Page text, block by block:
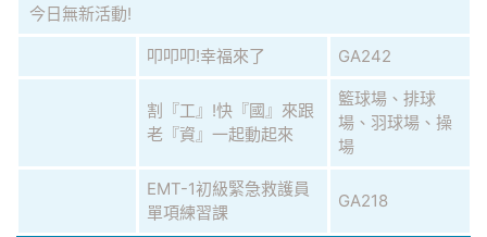
今日無新活動!
叩叩叩!幸福來了 GA242
割『工』!快『國』來跟
老『資』一起動起來
籃球場、排球
場、羽球場、操
場
EMT-1初級緊急救護員
單項練習課
GA218